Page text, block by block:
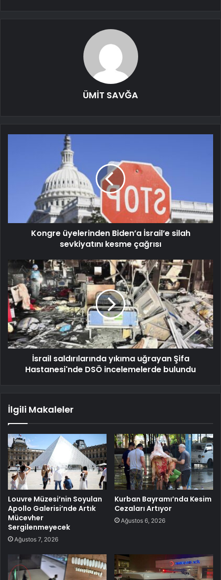
ÜMİT SAVĞA
Kongre üyelerinden Biden’a İsrail’e silah
sevkiyatını kesme çağrısı
İsrail saldırılarında yıkıma uğrayan Şifa
Hastanesi'nde DSÖ incelemelerde bulundu
İlgili Makaleler
Louvre Müzesi’nin Soyulan
Apollo Galerisi’nde Artık
Mücevher
Sergilenmeyecek
Ağustos 7, 2026
Kurban Bayramı’nda Kesim
Cezaları Artıyor
Ağustos 6, 2026